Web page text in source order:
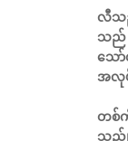
လီသ
သည်
သေ
အလုပ်
တစ်
သည်။